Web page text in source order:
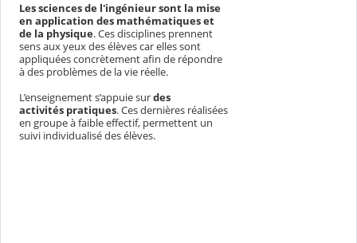
Les sciences de l'ingénieur sont la mise
en application des mathématiques et
de la physique. Ces disciplines prennent
sens aux yeux des élèves car elles sont
appliquées concrètement afin de répondre
à des problèmes de la vie réelle.
L’enseignement s’appuie surdes
activités pratiques. Ces dernières réalisées
en groupe à faible effectif, permettent un
suivi individualisé des élèves.